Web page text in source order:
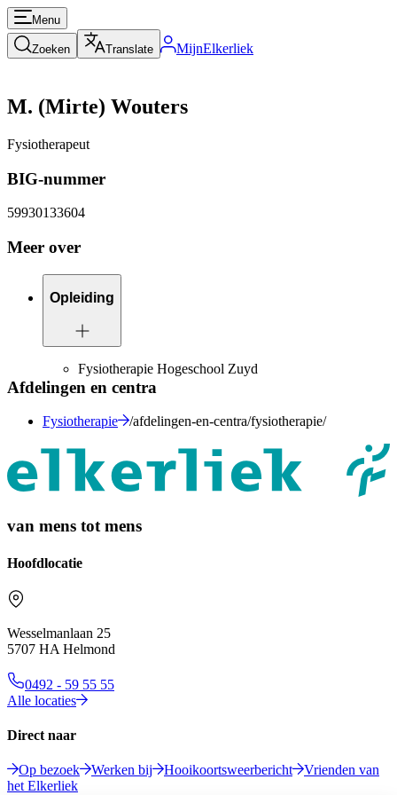
Menu
Zoeken Translate MijnElkerliek
M. (Mirte) Wouters
Fysiotherapeut
BIG-nummer
59930133604
Meer over
Opleiding
Fysiotherapie Hogeschool Zuyd
Afdelingen en centra
Fysiotherapie /afdelingen-en-centra/fysiotherapie/
van mens tot mens
Hoofdlocatie
Wesselmanlaan 25
5707 HA Helmond
0492 - 59 55 55
Alle locaties
Direct naar
Op bezoek Werken bij Hooikoortsweerbericht
Vrienden van
het Elkerliek